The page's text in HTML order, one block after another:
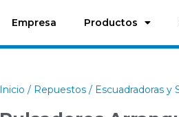
Empresa Productos
Inicio / Repuestos / Escuadradoras y